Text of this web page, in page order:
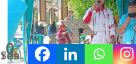
0
Shares